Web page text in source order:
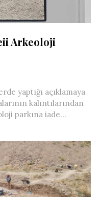
Arkeoloji
yaptığı açıklamaya
kalıntılarından
parkına iade...